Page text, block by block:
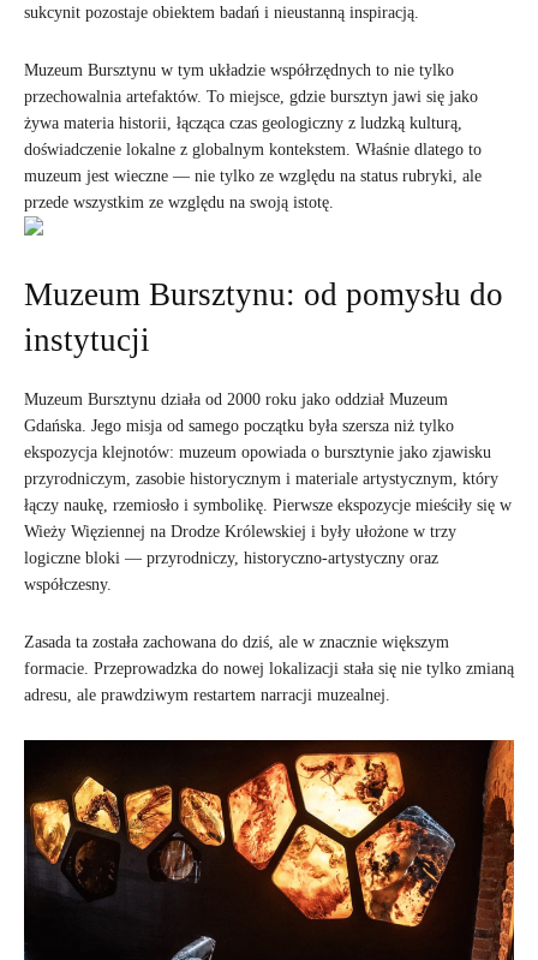
sukcynit pozostaje obiektem badań i nieustanną inspiracją.
Muzeum Bursztynu w tym układzie współrzędnych to nie tylko
przechowalnia artefaktów. To miejsce, gdzie bursztyn jawi się jako
żywa materia historii, łącząca czas geologiczny z ludzką kulturą,
doświadczenie lokalne z globalnym kontekstem. Właśnie dlatego to
muzeum jest wieczne — nie tylko ze względu na status rubryki, ale
przede wszystkim ze względu na swoją istotę.
Muzeum Bursztynu: od pomysłu do
instytucji
Muzeum Bursztynu działa od 2000 roku jako oddział Muzeum
Gdańska. Jego misja od samego początku była szersza niż tylko
ekspozycja klejnotów: muzeum opowiada o bursztynie jako zjawisku
przyrodniczym, zasobie historycznym i materiale artystycznym, który
łączy naukę, rzemiosło i symbolikę. Pierwsze ekspozycje mieściły się w
Wieży Więziennej na Drodze Królewskiej i były ułożone w trzy
logiczne bloki — przyrodniczy, historyczno-artystyczny oraz
współczesny.
Zasada ta została zachowana do dziś, ale w znacznie większym
formacie. Przeprowadzka do nowej lokalizacji stała się nie tylko zmianą
adresu, ale prawdziwym restartem narracji muzealnej.